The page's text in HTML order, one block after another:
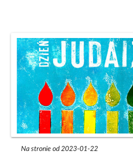
Na stronie od 2023-01-22